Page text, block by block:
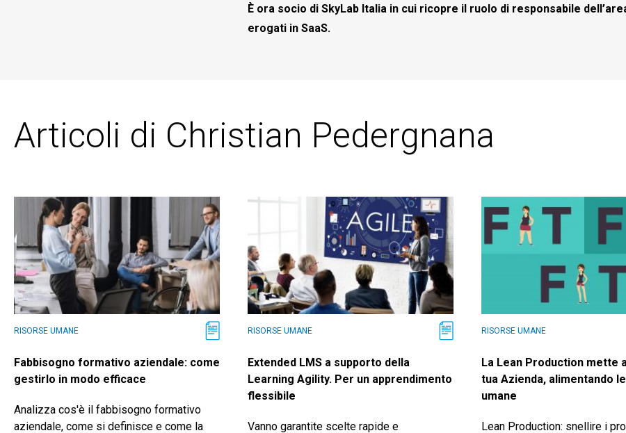
È ora socio di SkyLab Italia in cui ricopre il ruolo di responsabile
erogati in SaaS.
Articoli di Christian Pedergnana
RISORSE UMANE
Fabbisogno formativo aziendale: come
gestirlo in modo efficace
Analizza cos'è il fabbisogno formativo
aziendale, come si definisce e come la
RISORSE UMANE
Extended LMS a supporto della
Learning Agility. Per un apprendimento
flessibile
Vanno garantite scelte rapide e
RISORSE UMANE
La Lean Production mette
tua Azienda, alimentando
umane
Lean Production: snellire i